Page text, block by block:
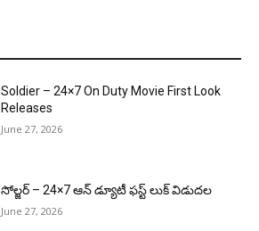
Soldier – 24×7 On Duty Movie First Look
Releases
June 27, 2026
సోల్జర్ – 24×7 ఆన్ డ్యూటీ ఫస్ట్ లుక్ విడుదల
June 27, 2026